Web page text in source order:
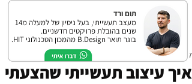
איך עיצוב תעשייתי שהצעתי
17 במרץ
תום ורד
מעצב תעשייתי, בעל ניסיון של למעלה מ14
שנים בהובלת פרויקטים חדשניים.
בוגר תואר B.Design מהמכון הטכנולוגי HIT.